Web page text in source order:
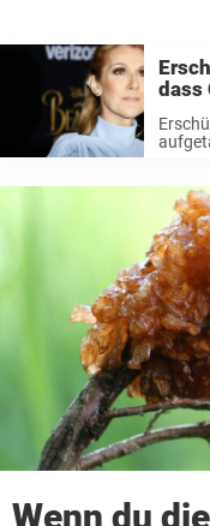
dass
Dion
Wenn du